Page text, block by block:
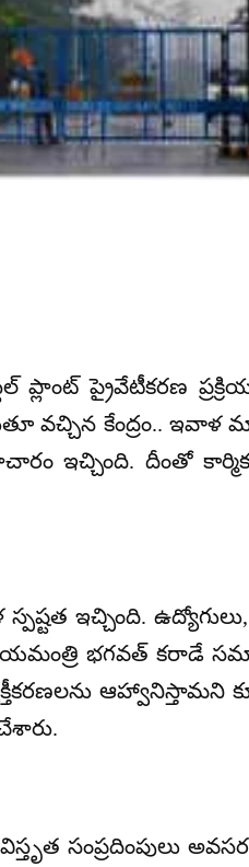
ప్రైవేటీకరణ
వచ్చిన కేంద్రం.. ఇవాళ
ఇచ్చింది. దీంతో
ఇచ్చింది.
భగవత్ కరాడే
ఆహ్వానిస్తామని
సంప్రదింపులు